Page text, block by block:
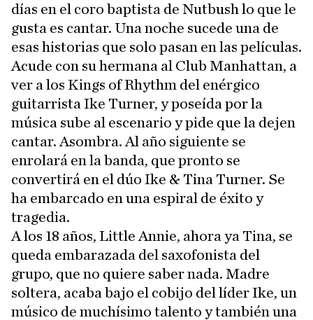
días en el coro baptista de Nutbush lo que le
gusta es cantar. Una noche sucede una de
esas historias que solo pasan en las películas.
Acude con su hermana al Club Manhattan, a
ver a los Kings of Rhythm del enérgico
guitarrista Ike Turner, y poseída por la
música sube al escenario y pide que la dejen
cantar. Asombra. Al año siguiente se
enrolará en la banda, que pronto se
convertirá en el dúo Ike & Tina Turner. Se
ha embarcado en una espiral de éxito y
tragedia.
A los 18 años, Little Annie, ahora ya Tina, se
queda embarazada del saxofonista del
grupo, que no quiere saber nada. Madre
soltera, acaba bajo el cobijo del líder Ike, un
músico de muchísimo talento y también una